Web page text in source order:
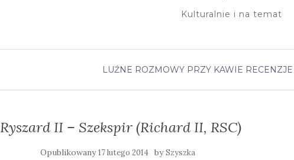
Kulturalnie i na temat
LUŹNE ROZMOWY PRZY KAWIE RECENZJE
Ryszard II – Szekspir (Richard II, RSC)
Opublikowany17 lutego 2014 bySzyszka